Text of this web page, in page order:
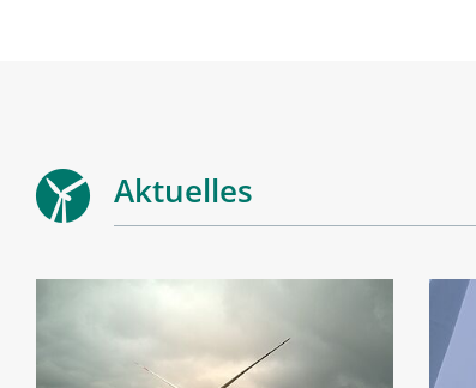
Aktuelles